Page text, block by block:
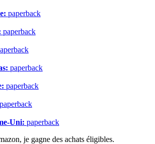
paperback
paperback
paperback
paperback
paperback
Uni: paperback
je gagne des achats éligibles.